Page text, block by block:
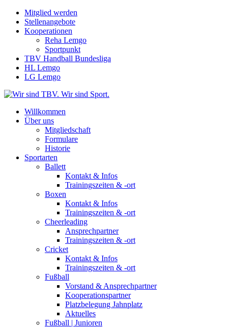
Mitglied werden
Stellenangebote
Kooperationen
Reha Lemgo
Sportpunkt
TBV Handball Bundesliga
HL Lemgo
LG Lemgo
Willkommen
Über uns
Mitgliedschaft
Formulare
Historie
Sportarten
Ballett
Kontakt & Infos
Trainingszeiten & -ort
Boxen
Kontakt & Infos
Trainingszeiten & -ort
Cheerleading
Ansprechpartner
Trainingszeiten & -ort
Cricket
Kontakt & Infos
Trainingszeiten & -ort
Fußball
Vorstand & Ansprechpartner
Kooperationspartner
Platzbelegung Jahnplatz
Aktuelles
Fußball | Junioren